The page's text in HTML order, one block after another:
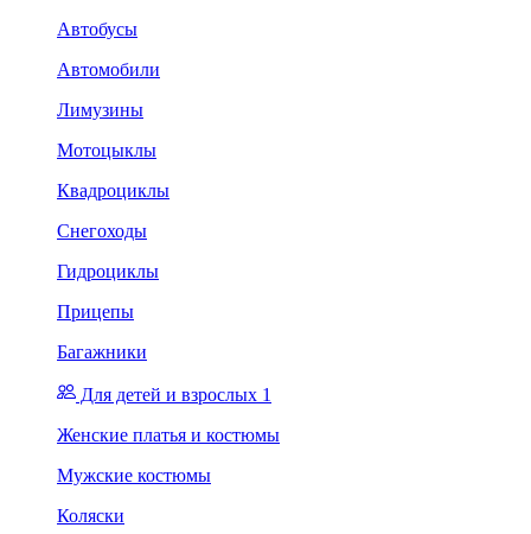
Автобусы
Автомобили
Лимузины
Мотоцыклы
Квадроциклы
Снегоходы
Гидроциклы
Прицепы
Багажники
Для детей и взрослых 1
Женские платья и костюмы
Мужские костюмы
Коляски